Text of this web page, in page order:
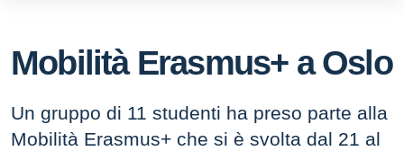
Mobilità Erasmus+ a Oslo
Un gruppo di 11 studenti ha preso parte alla
Mobilità Erasmus+ che si è svolta dal 21 al